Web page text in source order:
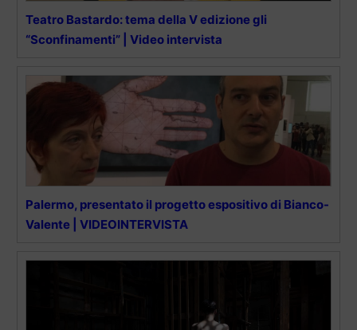
Teatro Bastardo: tema della V edizione gli
“Sconfinamenti” | Video intervista
Palermo, presentato il progetto espositivo di Bianco-
Valente | VIDEOINTERVISTA